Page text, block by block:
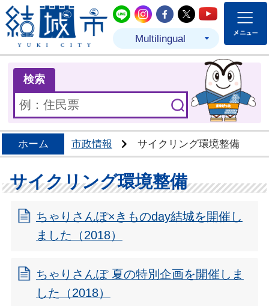
結城市公式LINE
結城市公式Instagram
結城市公式
結城市公式
結城市
Multilingual
検索
ホーム 市政情報 サイクリング環境整備
サイクリング環境整備
ちゃりさんぽ×きものday結城を開催し
ました（2018）
ちゃりさんぽ 夏の特別企画を開催しま
した（2018）